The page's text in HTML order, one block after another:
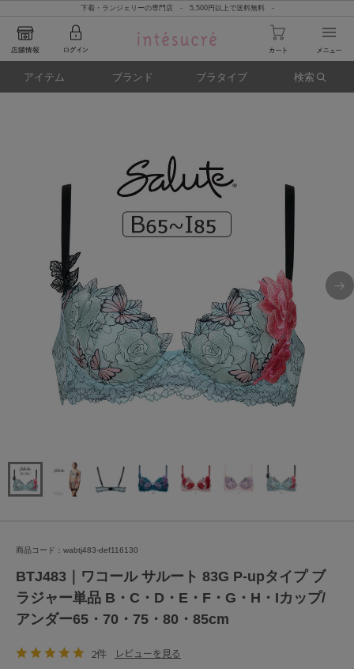
下着・ランジェリーの専門店 - 5,500円以上で送料無料 -
アイテム ブランド ブラタイプ 検索
商品コード：wabtj483-def116130
BTJ483｜ワコール サルート 83G P-upタイプ ブ
ラジャー単品 B・C・D・E・F・G・H・Iカップ/
アンダー65・70・75・80・85cm
2件 レビューを見る